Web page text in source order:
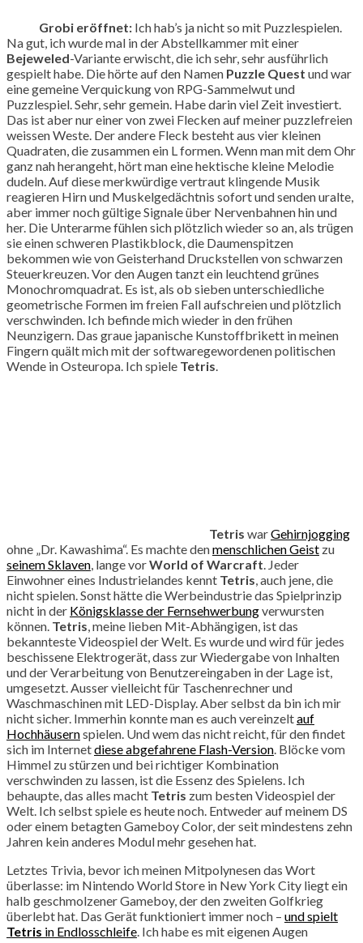
Grobi eröffnet: Ich hab’s ja nicht so mit Puzzlespielen.
Na gut, ich wurde mal in der Abstellkammer mit einer
Bejeweled-Variante erwischt, die ich sehr, sehr ausführlich
gespielt habe. Die hörte auf den Namen Puzzle Quest und war
eine gemeine Verquickung von RPG-Sammelwut und
Puzzlespiel. Sehr, sehr gemein. Habe darin viel Zeit investiert.
Das ist aber nur einer von zwei Flecken auf meiner puzzlefreien
weissen Weste. Der andere Fleck besteht aus vier kleinen
Quadraten, die zusammen ein L formen. Wenn man mit dem Ohr
ganz nah herangeht, hört man eine hektische kleine Melodie
dudeln. Auf diese merkwürdige vertraut klingende Musik
reagieren Hirn und Muskelgedächtnis sofort und senden uralte,
aber immer noch gültige Signale über Nervenbahnen hin und
her. Die Unterarme fühlen sich plötzlich wieder so an, als trügen
sie einen schweren Plastikblock, die Daumenspitzen
bekommen wie von Geisterhand Druckstellen von schwarzen
Steuerkreuzen. Vor den Augen tanzt ein leuchtend grünes
Monochromquadrat. Es ist, als ob sieben unterschiedliche
geometrische Formen im freien Fall aufschreien und plötzlich
verschwinden. Ich befinde mich wieder in den frühen
Neunzigern. Das graue japanische Kunstoffbrikett in meinen
Fingern quält mich mit der softwaregewordenen politischen
Wende in Osteuropa. Ich spiele Tetris
Tetris warGehirnjogging
ohne „Dr. Kawashima“. Es machte denmenschlichen Geist zu
seinem Sklaven , lange vorWorld of Warcraft . Jeder
Einwohner eines Industrielandes kennt Tetris , auch jene, die
nicht spielen. Sonst hätte die Werbeindustrie das Spielprinzip
nicht in der Königsklasse der Fernsehwerbungverwursten
können. Tetris , meine lieben Mit-Abhängigen, ist das
bekannteste Videospiel der Welt. Es wurde und wird für jedes
beschissene Elektrogerät, dass zur Wiedergabe von Inhalten
und der Verarbeitung von Benutzereingaben in der Lage ist,
umgesetzt. Ausser vielleicht für Taschenrechner und
Waschmaschinen mit LED-Display. Aber selbst da bin ich mir
nicht sicher. Immerhin konnte man es auch vereinzeltauf
Hochhäusernspielen. Und wem das nicht reicht, für den findet
sich im Internetdiese abgefahrene Flash-Version . Blöcke vom
Himmel zu stürzen und bei richtiger Kombination
verschwinden zu lassen, ist die Essenz des Spielens. Ich
behaupte, das alles macht Tetris zum besten Videospiel der
Welt. Ich selbst spiele es heute noch. Entweder auf meinem DS
oder einem betagten Gameboy Color, der seit mindestens zehn
Jahren kein anderes Modul mehr gesehen hat.
Letztes Trivia, bevor ich meinen Mitpolynesen das Wort
überlasse: im Nintendo World Store in New York City liegt ein
halb geschmolzener Gameboy, der den zweiten Golfkrieg
überlebt hat. Das Gerät funktioniert immer noch – und spielt
Tetris in Endlosschleife . Ich habe es mit eigenen Augen